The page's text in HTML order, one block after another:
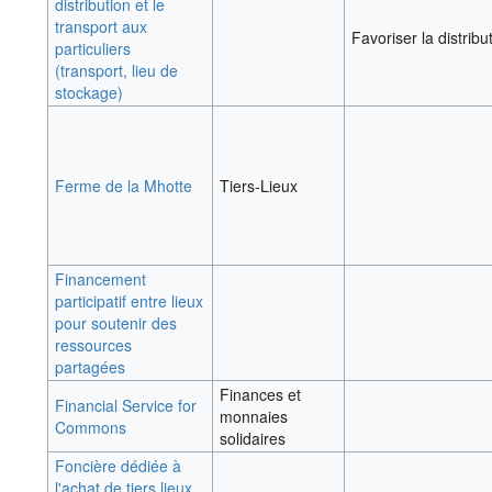
distribution et le
transport aux
particuliers
(transport, lieu de
stockage)
Favoriser la
Ferme de la Mhotte Tiers-Lieux
Financement
participatif entre lieux
pour soutenir des
ressources
partagées
Financial Service for
Commons
Finances et
monnaies
solidaires
Foncière dédiée à